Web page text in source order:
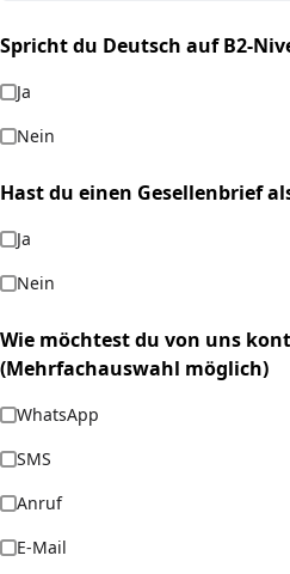
Spricht du Deutsch auf B2-
(required)
Ja
Nein
Hast du einen Gesellenbrief
(required)
Ja
Nein
Wie möchtest du von uns
(Mehrfachauswahl möglich)
(required)
WhatsApp
SMS
Anruf
E-Mail